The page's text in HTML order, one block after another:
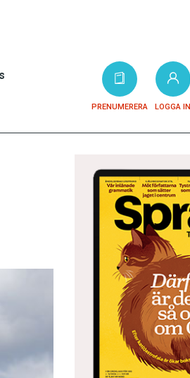
PRENUMERERA LOGGA IN